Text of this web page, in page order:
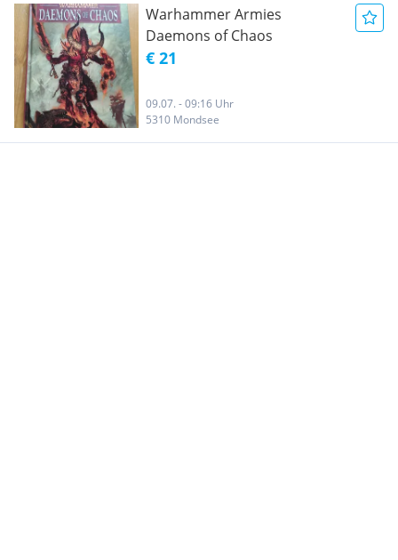
Warhammer Armies
Daemons of Chaos
€ 21
09.07. - 09:16 Uhr
5310 Mondsee